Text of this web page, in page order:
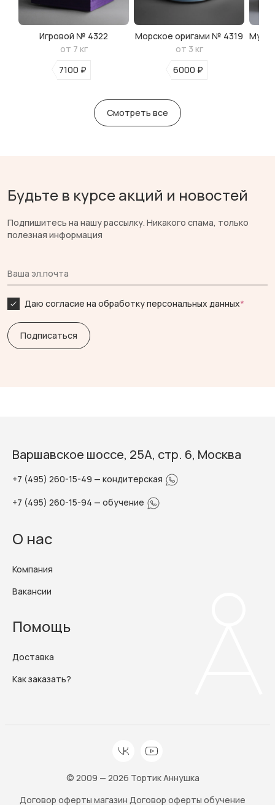
Игровой № 4322
от 7 кг
7100 ₽
Морское оригами № 4319
от 3 кг
6000 ₽
Смотреть все
Будьте в курсе акций и новостей
Подпишитесь на нашу рассылку. Никакого спама, только
полезная информация
Даю согласие на обработку персональных данных*
Варшавское шоссе, 25А, стр. 6, Москва
+7 (495) 260-15-49 — кондитерская
+7 (495) 260-15-94 — обучение
О нас
Компания
Вакансии
Помощь
Доставка
Как заказать?
© 2009 — 2026 Тортик Аннушка
Договор оферты магазин Договор оферты обучение